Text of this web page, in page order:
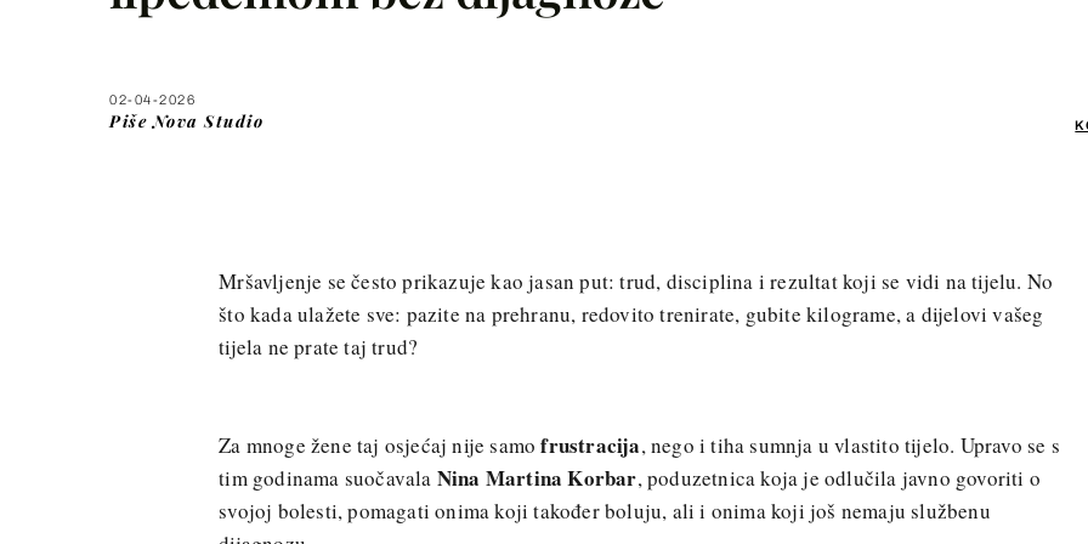
02-04-2026
Piše Nova Studio
Mršavljenje se često prikazuje kao jasan put: trud, disciplina i rezultat koji se vidi na tijelu. No
što kada ulažete sve: pazite na prehranu, redovito trenirate, gubite kilograme, a dijelovi vašeg
tijela ne prate taj trud?
Za mnoge žene taj osjećaj nije samofrustracija, nego i tiha sumnja u vlastito tijelo. Upravo se s
tim godinama suočavala Nina Martina Korbar, poduzetnica koja je odlučila javno govoriti o
svojoj bolesti, pomagati onima koji također boluju, ali i onima koji još nemaju službenu